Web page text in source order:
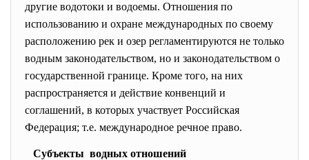
другие водотоки и водоемы. Отношения по
использованию и охране международных по своему
расположению рек и озер регламентируются не только
водным законодательством, но и законодательством о
государственной границе. Кроме того, на них
распространяется и действие конвенций и
соглашений, в которых участвует Российская
Федерация; т.е. международное речное право.
Субъекты водных отношений